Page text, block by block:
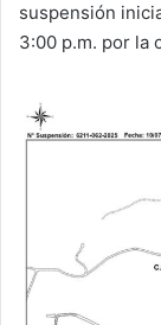
suspensión
3:00 p.m. por la